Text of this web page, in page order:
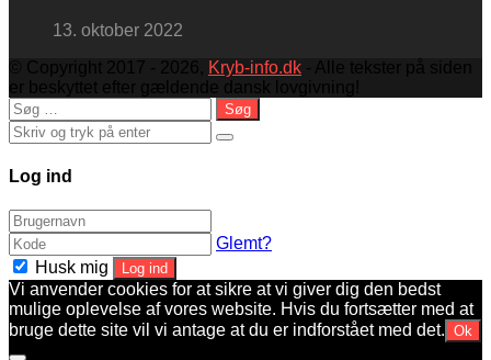
13. oktober 2022
© Copyright 2017 - 2026, Kryb-info.dk - Alle tekster på siden
er beskyttet efter gældende dansk lovgivning!
Close
Søg
efter:
Close
Log ind
Glemt?
Husk mig
Log ind
Vi anvender cookies for at sikre at vi giver dig den bedst
mulige oplevelse af vores website. Hvis du fortsætter med at
bruge dette site vil vi antage at du er indforstået med det. Ok